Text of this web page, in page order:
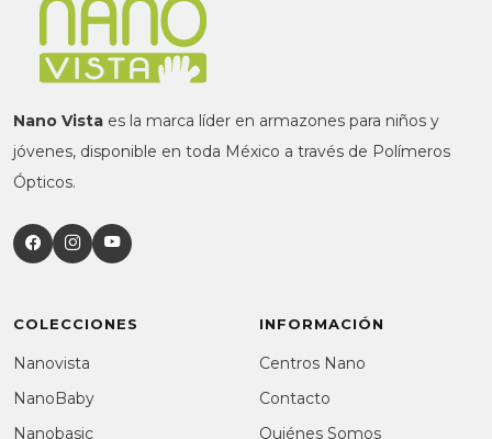
Nano Vista es la marca líder en armazones para niños y
jóvenes, disponible en toda México a través de Polímeros
Ópticos.
COLECCIONES
Nanovista
NanoBaby
Nanobasic
INFORMACIÓN
Centros Nano
Contacto
Quiénes Somos